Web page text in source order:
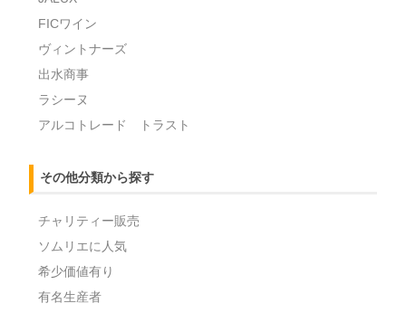
FICワイン
ヴィントナーズ
出水商事
ラシーヌ
アルコトレード トラスト
その他分類から探す
チャリティー販売
ソムリエに人気
希少価値有り
有名生産者